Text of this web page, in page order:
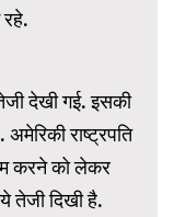
देखी गई. इसकी
राष्ट्रपति
करने को लेकर
तेजी दिखी है.